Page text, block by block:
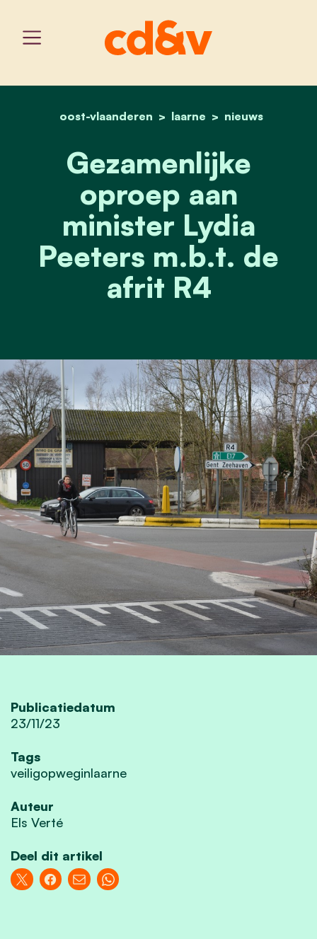
home
oost-vlaanderen laarne nieuws
gezamenlijke oproep
Gezamenlijke
oproep aan
minister Lydia
Peeters m.b.t. de
afrit R4
Publicatiedatum
23/11/23
Tags
veiligopweginlaarne
Auteur
Els Verté
Deel dit artikel